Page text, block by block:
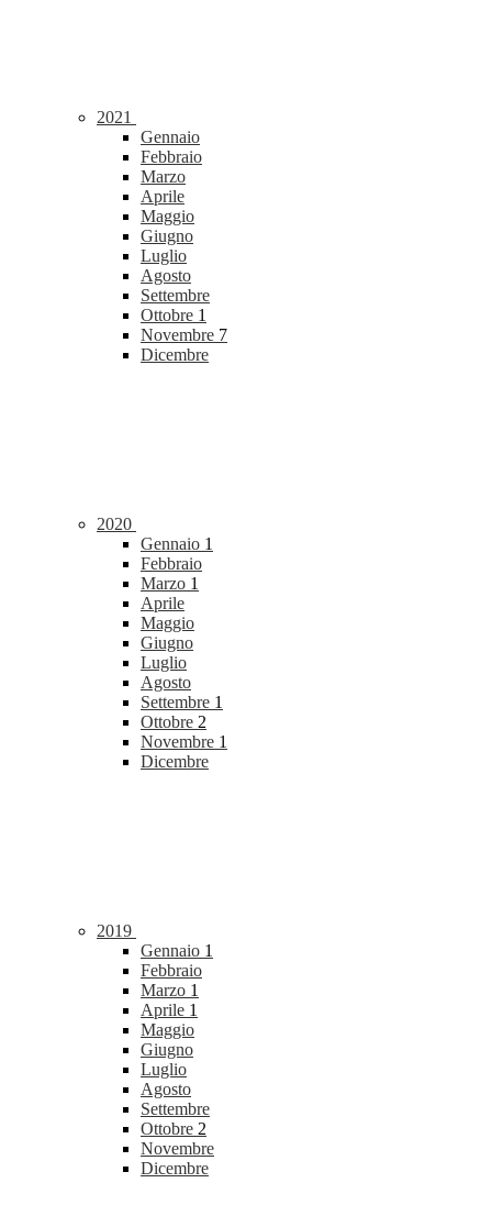
2021
Gennaio
Febbraio
Marzo
Aprile
Maggio
Giugno
Luglio
Agosto
Settembre
Ottobre 1
Novembre 7
Dicembre
2020
Gennaio 1
Febbraio
Marzo 1
Aprile
Maggio
Giugno
Luglio
Agosto
Settembre 1
Ottobre 2
Novembre 1
Dicembre
2019
Gennaio 1
Febbraio
Marzo 1
Aprile 1
Maggio
Giugno
Luglio
Agosto
Settembre
Ottobre 2
Novembre
Dicembre